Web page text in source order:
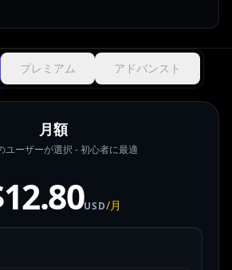
プレミアム アドバンスト
月額
ユーザーが選択 - 初心者に最適
USD/月